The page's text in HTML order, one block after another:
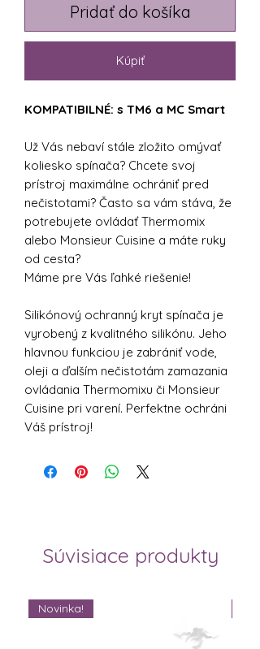
Pridať do košíka
Kúpiť
KOMPATIBILNÉ: s TM6 a MC Smart
Už Vás nebaví stále zložito omývať
koliesko spínača? Chcete svoj
prístroj maximálne ochrániť pred
nečistotami? Často sa vám stáva, že
potrebujete ovládať Thermomix
alebo Monsieur Cuisine a máte ruky
od cesta?
Máme pre Vás ľahké riešenie!
Silikónový ochranný kryt spínača je
vyrobený z kvalitného silikónu. Jeho
hlavnou funkciou je zabrániť vode,
oleji a ďalším nečistotám zamazania
ovládania Thermomixu či Monsieur
Cuisine pri varení. Perfektne ochráni
Váš prístroj!
Súvisiace produkty
Novinka!